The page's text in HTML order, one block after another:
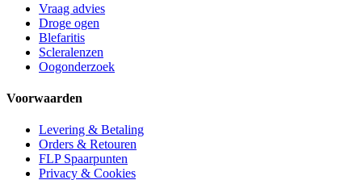
Vraag advies
Droge ogen
Blefaritis
Scleralenzen
Oogonderzoek
Voorwaarden
Levering & Betaling
Orders & Retouren
FLP Spaarpunten
Privacy & Cookies